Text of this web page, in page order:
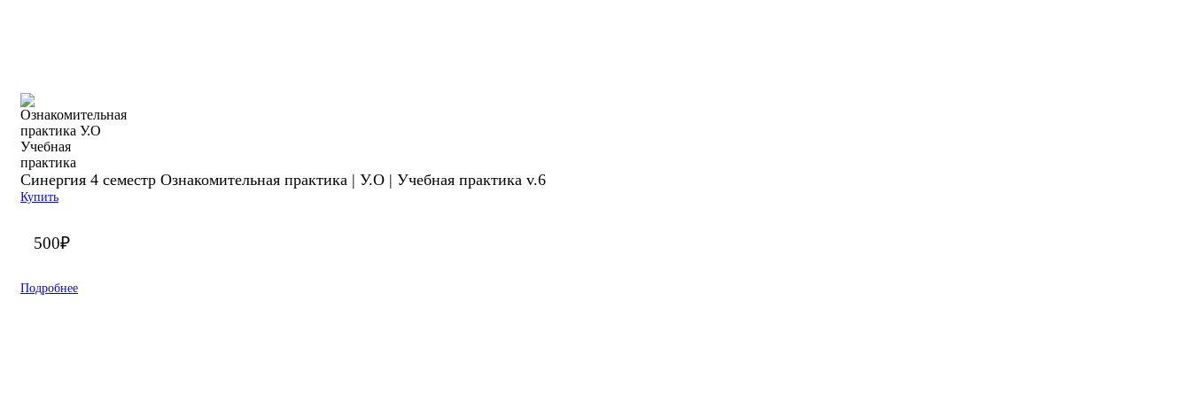
Синергия 4 семестр Ознакомительная практика | У.О | Учебная практика v.6
Купить
500₽
Подробнее